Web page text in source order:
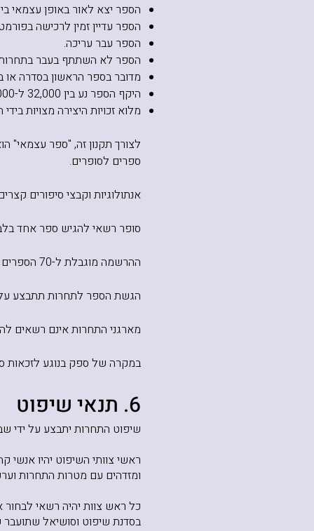
הספר יצא לאור באופן עצמאי
הספר עדיין זמין לרכישה
הספר עבר עריכה.
הספר לא השתתף בעבר
מדובר בספר הראשון בסדרה או
היקף הספר נע בין 32,000 ל-160,000 מילים.
מלוא זכויות היצירה מצויות
לצורך תקנון זה, "ספר עצמאי"
ספרים לסופרים.
אנתולוגיות וקבצי סיפורים
סופר רשאי להגיש ספר אחד
ההרשמה מוגבלת ל-70 הספרים הראשונים שיעמדו בתנאי התקנון. לאחר הגעה למכסה זו תיסגר ההרשמה.
הגשת הספר לתחרות תתבצע על
מארגני התחרות אינם רשאים
במקרה של ספק בנוגע לזכאות
6. תנאי שיפוט
שיפוט התחרות יתבצע על ידי
ראשי צוותי השיפוט יהיו אנשי
ומזדהים עם מטרות התחרות
כל ראש צוות יהיה רשאי
בסדנת שיפוט וסושיאל שתועבר